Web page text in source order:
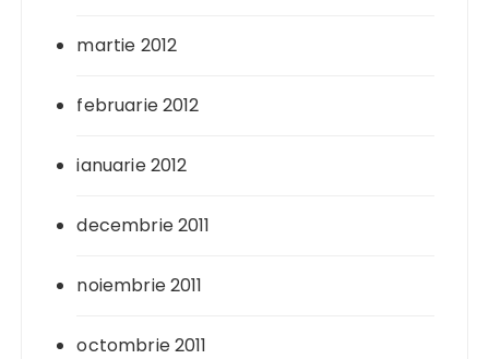
martie 2012
februarie 2012
ianuarie 2012
decembrie 2011
noiembrie 2011
octombrie 2011